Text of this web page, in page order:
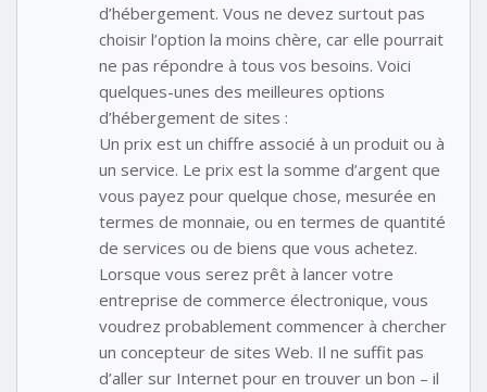
d’hébergement. Vous ne devez surtout pas
choisir l’option la moins chère, car elle pourrait
ne pas répondre à tous vos besoins. Voici
quelques-unes des meilleures options
d’hébergement de sites :
Un prix est un chiffre associé à un produit ou à
un service. Le prix est la somme d’argent que
vous payez pour quelque chose, mesurée en
termes de monnaie, ou en termes de quantité
de services ou de biens que vous achetez.
Lorsque vous serez prêt à lancer votre
entreprise de commerce électronique, vous
voudrez probablement commencer à chercher
un concepteur de sites Web. Il ne suffit pas
d’aller sur Internet pour en trouver un bon – il